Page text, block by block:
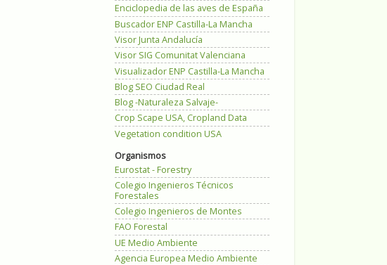
Enciclopedia de las aves de España
Buscador ENP Castilla-La Mancha
Visor Junta Andalucía
Visor SIG Comunitat Valenciana
Visualizador ENP Castilla-La Mancha
Blog SEO Ciudad Real
Blog -Naturaleza Salvaje-
Crop Scape USA, Cropland Data
Vegetation condition USA
Organismos
Eurostat - Forestry
Colegio Ingenieros Técnicos
Forestales
Colegio Ingenieros de Montes
FAO Forestal
UE Medio Ambiente
Agencia Europea Medio Ambiente